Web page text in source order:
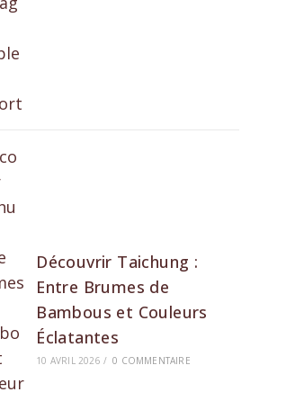
Découvrir Taichung :
Entre Brumes de
Bambous et Couleurs
Éclatantes
10 AVRIL 2026 / 0 COMMENTAIRE